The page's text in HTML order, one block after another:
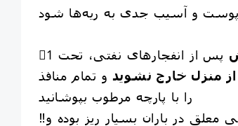
​1⃣ پس از انفجارهای نفتی، تحت
از منزل خارج نشوید و تمام منافذ
را با پارچه مرطوب بپوشانید
‼️ذرات دوده سمی معلق در باران بسیار ریز بوده و